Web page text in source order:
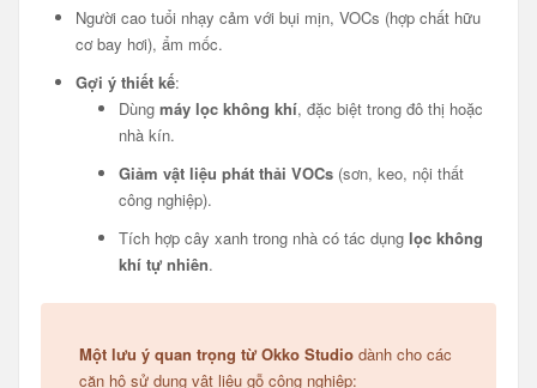
Người cao tuổi nhạy cảm với bụi mịn, VOCs (hợp chất hữu
cơ bay hơi), ẩm mốc.
Gợi ý thiết kế:
Dùng máy lọc không khí, đặc biệt trong đô thị hoặc
nhà kín.
Giảm vật liệu phát thải VOCs(sơn, keo, nội thất
công nghiệp).
Tích hợp cây xanh trong nhà có tác dụng lọc không
khí tự nhiên.
Một lưu ý quan trọng từ Okko Studiodành cho các
căn hộ sử dụng vật liệu gỗ công nghiệp: